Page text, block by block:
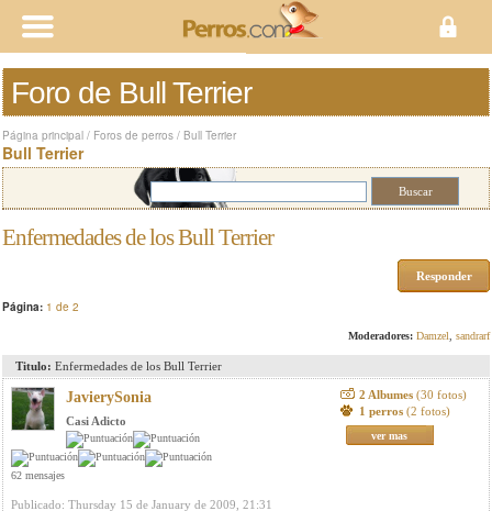
Foro de Bull Terrier
Página principal / Foros de perros / Bull Terrier
Bull Terrier
Enfermedades de los Bull Terrier
Responder
Página: 1 de 2
Moderadores: Damzel sandrarf
Titulo: Enfermedades de los Bull Terrier
JavierySonia
Casi Adicto
62 mensajes
2 Albumes (30 fotos)
1 perros (2 fotos)
ver mas
Publicado: Thursday 15 de January de 2009, 21:31